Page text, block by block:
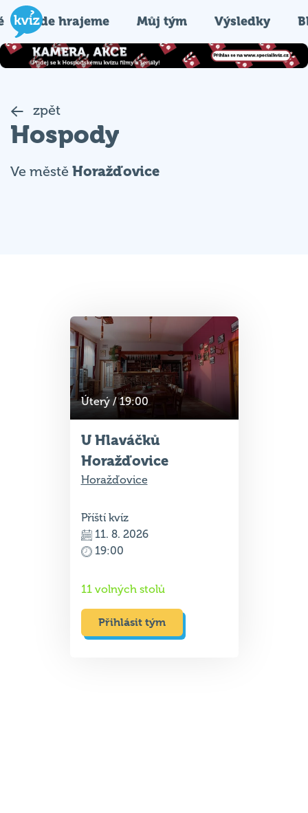
Kde hrajeme Můj tým Výsledky
zpět
Hospody
Ve městě Horažďovice
Úterý / 19:00
U Hlaváčků
Horažďovice
Horažďovice
Příští kvíz
11. 8. 2026
19:00
11 volných stolů
Přihlásit tým